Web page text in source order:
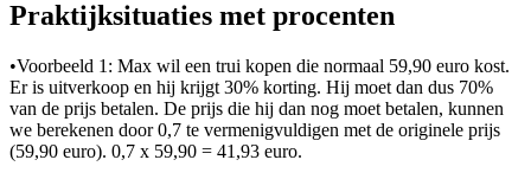
Praktijksituaties met procenten
•Voorbeeld 1: Max wil een trui kopen die normaal 59,90 euro kost.
Er is uitverkoop en hij krijgt 30% korting. Hij moet dan dus 70%
van de prijs betalen. De prijs die hij dan nog moet betalen, kunnen
we berekenen door 0,7 te vermenigvuldigen met de originele prijs
(59,90 euro). 0,7 x 59,90 = 41,93 euro.